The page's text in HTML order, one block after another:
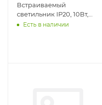
Встраиваемый
светильник IP20, 10Вт,
GU5.3, LED, белый,
Есть в наличии